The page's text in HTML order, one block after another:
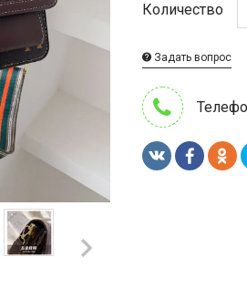
Количество
Задать вопрос